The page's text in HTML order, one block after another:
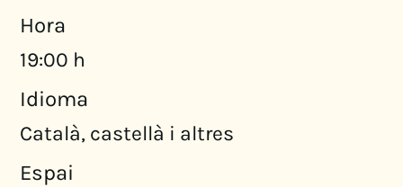
Hora
19:00 h
Idioma
Català, castellà i altres
Espai